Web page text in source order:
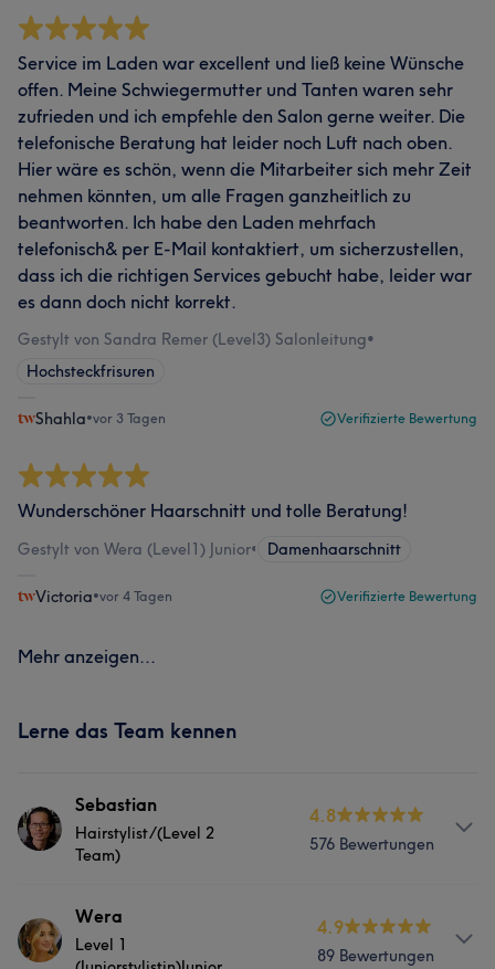
Service im Laden war excellent und ließ keine Wünsche
offen. Meine Schwiegermutter und Tanten waren sehr
zufrieden und ich empfehle den Salon gerne weiter. Die
telefonische Beratung hat leider noch Luft nach oben.
Hier wäre es schön, wenn die Mitarbeiter sich mehr Zeit
nehmen könnten, um alle Fragen ganzheitlich zu
beantworten. Ich habe den Laden mehrfach
telefonisch& per E-Mail kontaktiert, um sicherzustellen,
dass ich die richtigen Services gebucht habe, leider war
es dann doch nicht korrekt.
Gestylt von Sandra Remer (Level3) Salonleitung•
Hochsteckfrisuren
Shahla•vor 3 Tagen Verifizierte Bewertung
Wunderschöner Haarschnitt und tolle Beratung!
Gestylt von Wera (Level1) Junior• Damenhaarschnitt
Victoria•vor 4 Tagen Verifizierte Bewertung
Mehr anzeigen...
Lerne das Team kennen
Sebastian
Hairstylist/(Level 2
Team)
4.8
576 Bewertungen
Info
👍 Ein Level 2 Stylist/ in ist eine Bezeichnung für einen
Wera
Level 1
4.9
89 Bewertungen